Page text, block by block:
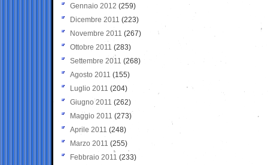
Gennaio 2012 (259)
Dicembre 2011 (223)
Novembre 2011 (267)
Ottobre 2011 (283)
Settembre 2011 (268)
Agosto 2011 (155)
Luglio 2011 (204)
Giugno 2011 (262)
Maggio 2011 (273)
Aprile 2011 (248)
Marzo 2011 (255)
Febbraio 2011 (233)